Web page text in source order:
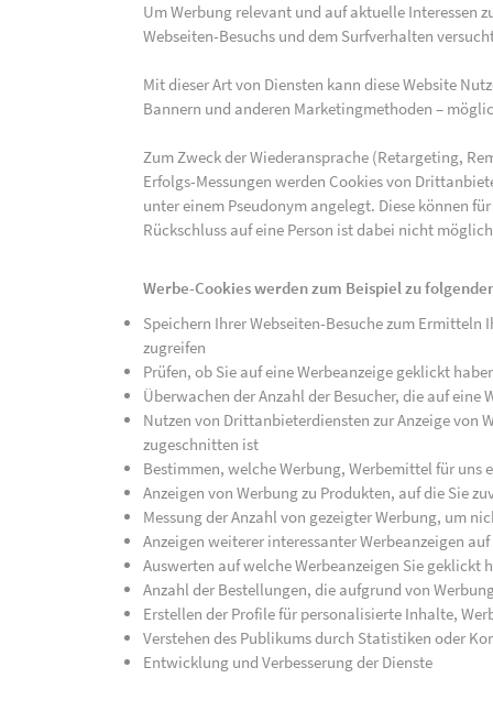
Um Werbung relevant und auf aktuelle Interessen
Webseiten-Besuchs und dem Surfverhalten
Mit dieser Art von Diensten kann diese Website
Bannern und anderen Marketingmethoden –
Zum Zweck der Wiederansprache (Retargeting,
Erfolgs-Messungen werden Cookies von
unter einem Pseudonym angelegt. Diese können
Rückschluss auf eine Person ist dabei nicht
Werbe-Cookies werden zum Beispiel zu
Speichern Ihrer Webseiten-Besuche zum
zugreifen
Prüfen, ob Sie auf eine Werbeanzeige geklickt
Überwachen der Anzahl der Besucher, die auf
Nutzen von Drittanbieterdiensten zur Anzeige von
zugeschnitten ist
Bestimmen, welche Werbung, Werbemittel für uns
Anzeigen von Werbung zu Produkten, auf die Sie
Messung der Anzahl von gezeigter Werbung, um
Anzeigen weiterer interessanter Werbeanzeigen
Auswerten auf welche Werbeanzeigen Sie geklickt
Anzahl der Bestellungen, die aufgrund von
Erstellen der Profile für personalisierte Inhalte,
Verstehen des Publikums durch Statistiken oder
Entwicklung und Verbesserung der Dienste